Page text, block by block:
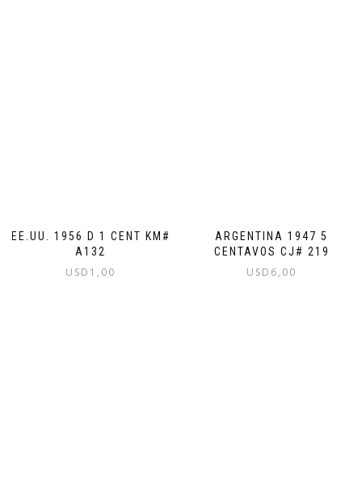
EE.UU. 1956 D 1 CENT KM#
A132
USD 1,00
ARGENTINA 1947 5
CENTAVOS CJ# 219
USD 6,00